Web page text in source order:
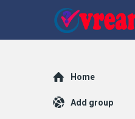
vrean.com
Explore
Home
Add group